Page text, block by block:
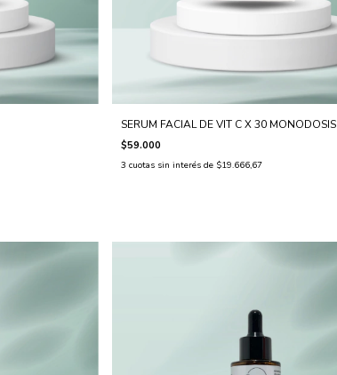
SERUM FACIAL DE VIT C X 30 MONODOSIS
$59.000
3 cuotas sin interés de $19.666,67